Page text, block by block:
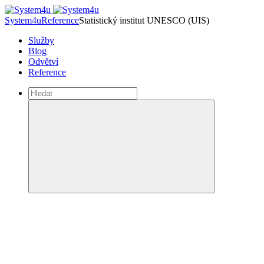
System4uReferenceStatistický institut UNESCO (UIS)
Služby
Blog
Odvětví
Reference